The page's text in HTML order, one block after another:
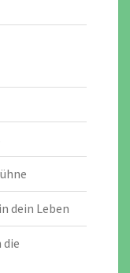
dein Leben
die